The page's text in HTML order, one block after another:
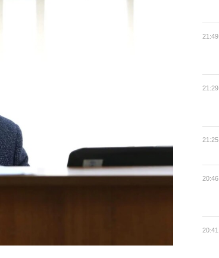
21:49
21:29
21:25
20:46
20:41